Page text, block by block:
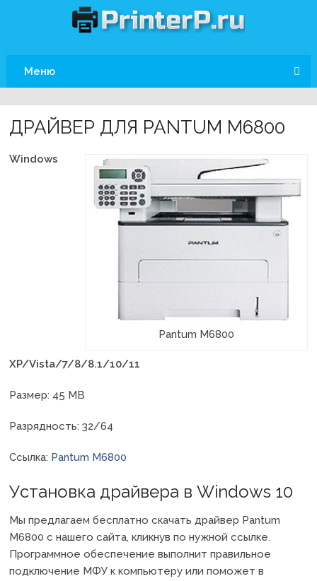
Меню
ДРАЙВЕР ДЛЯ PANTUM M6800
Pantum M6800
Windows
XP/Vista/7/8/8.1/10/11
Размер: 45 MB
Разрядность: 32/64
Ссылка: Pantum M6800
Установка драйвера в Windows 10
Мы предлагаем бесплатно скачать драйвер Pantum
M6800 с нашего сайта, кликнув по нужной ссылке.
Программное обеспечение выполнит правильное
подключение МФУ к компьютеру или поможет в